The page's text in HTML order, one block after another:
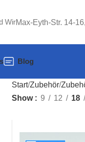
WirMax-Eyth-Str. 14-
Blog
Start Zubehör
Show
9 12 18